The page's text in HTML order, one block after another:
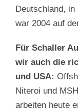
Deutschland,
war 2004 auf
Für Schaller
wir auch die
und USA:
Niteroi und
arbeiten heute